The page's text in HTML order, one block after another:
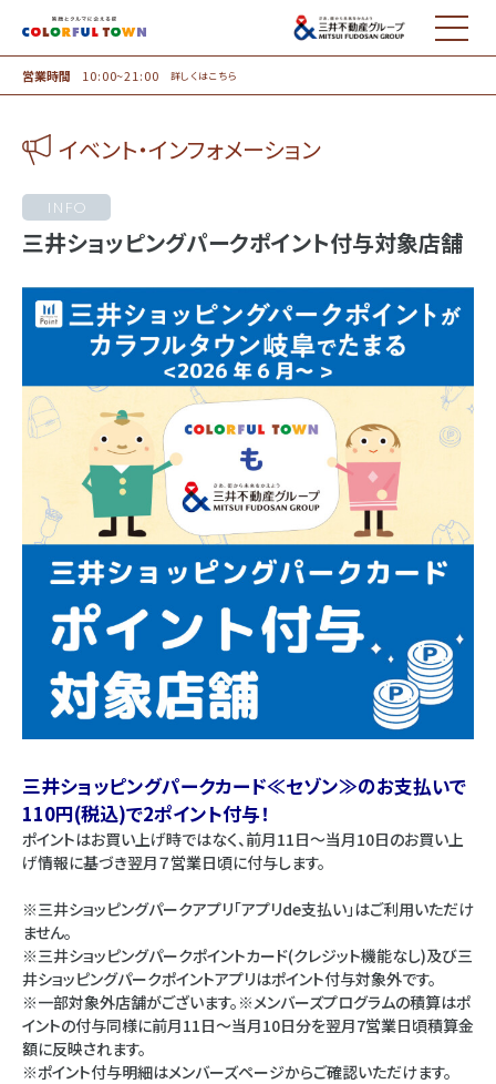
MENU
営業時間 10:00~21:00 詳しくはこちら
イベント・インフォメーション
INFO
三井ショッピングパークポイント付与対象店舗
三井ショッピングパークカード≪セゾン≫のお支払いで
110円(税込)で2ポイント付与！
ポイントはお買い上げ時ではなく、前月11日～当月10日のお買い上
げ情報に基づき翌月７営業日頃に付与します。
※三井ショッピングパークアプリ「アプリde支払い」はご利用いただけ
ません。
※三井ショッピングパークポイントカード(クレジット機能なし)及び三
井ショッピングパークポイントアプリはポイント付与対象外です。
※一部対象外店舗がございます。※メンバーズプログラムの積算はポ
イントの付与同様に前月11日～当月10日分を翌月7営業日頃積算金
額に反映されます。
※ポイント付与明細はメンバーズページからご確認いただけます。